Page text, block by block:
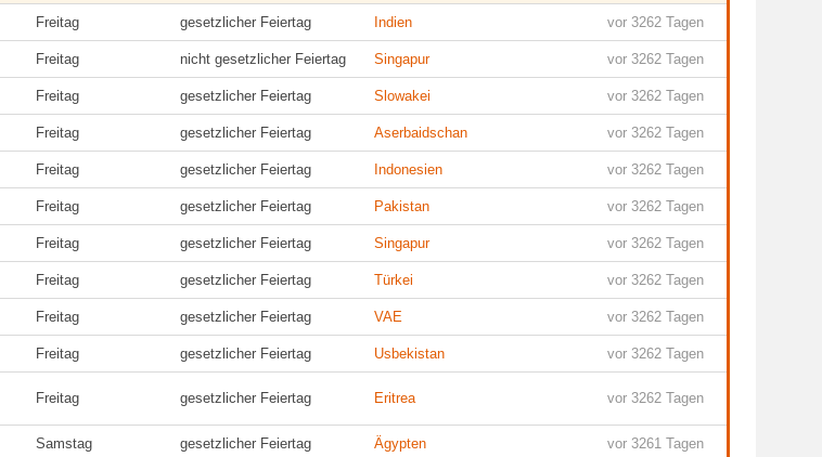
Freitag gesetzlicher Feiertag Indien vor 3262 Tagen
Freitag nicht gesetzlicher Feiertag Singapur vor 3262 Tagen
Freitag gesetzlicher Feiertag Slowakei vor 3262 Tagen
Freitag gesetzlicher Feiertag Aserbaidschan vor 3262 Tagen
Freitag gesetzlicher Feiertag Indonesien vor 3262 Tagen
Freitag gesetzlicher Feiertag Pakistan vor 3262 Tagen
Freitag gesetzlicher Feiertag Singapur vor 3262 Tagen
Freitag gesetzlicher Feiertag Türkei vor 3262 Tagen
Freitag gesetzlicher Feiertag VAE vor 3262 Tagen
Freitag gesetzlicher Feiertag Usbekistan vor 3262 Tagen
Freitag gesetzlicher Feiertag Eritrea vor 3262 Tagen
Samstag gesetzlicher Feiertag Ägypten vor 3261 Tagen